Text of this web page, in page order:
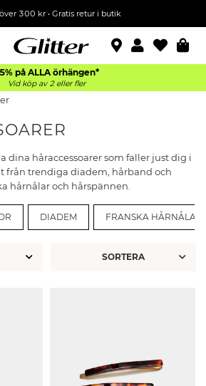
300 kr• Gratis retur i butik
på ALLAörhängen*
Vid köp av 2 eller fler
dina håraccessoarer som faller just dig i
från trendiga diadem, hårband och
hårnålar och hårspännen.
DIADEM FRANSKA HÅRNÅLAR